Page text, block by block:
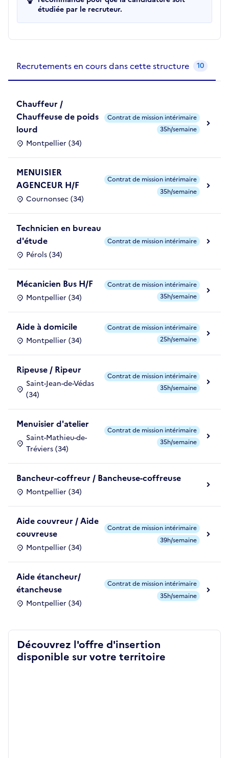
étudiée par le recruteur.
Recrutements en cours dans cette structure 10
Chauffeur /
Chauffeuse de poids
lourd
Montpellier (34)
Contrat de mission intérimaire
35h/semaine
MENUISIER
AGENCEUR H/F
Cournonsec (34)
Contrat de mission intérimaire
35h/semaine
Technicien en bureau
d'étude
Pérols (34)
Contrat de mission intérimaire
Mécanicien Bus H/F
Montpellier (34)
Contrat de mission intérimaire
35h/semaine
Aide à domicile
Montpellier (34)
Contrat de mission intérimaire
25h/semaine
Ripeuse / Ripeur
Saint-Jean-de-Védas
(34)
Contrat de mission intérimaire
35h/semaine
Menuisier d'atelier
Saint-Mathieu-de-
Tréviers (34)
Contrat de mission intérimaire
35h/semaine
Bancheur-coffreur / Bancheuse-coffreuse
Montpellier (34)
Aide couvreur / Aide
couvreuse
Montpellier (34)
Contrat de mission intérimaire
39h/semaine
Aide étancheur/
étancheuse
Montpellier (34)
Contrat de mission intérimaire
35h/semaine
Découvrez l'offre d'insertion
disponible sur votre territoire